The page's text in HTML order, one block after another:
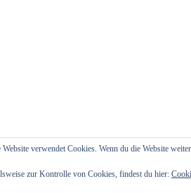
verwendet Cookies. Wenn du die Website
zur Kontrolle von Cookies, findest du hier: